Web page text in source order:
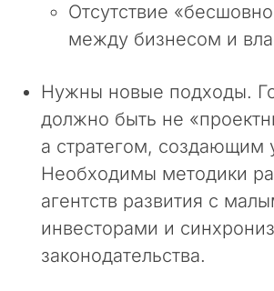
Отсутствие
между бизнесом и
Нужны новые подходы.
должно быть не
а стратегом, создающим
Необходимы методики
агентств развития с
инвесторами и
законодательства.
«
и
р
о
д
ы
й
К
о
д